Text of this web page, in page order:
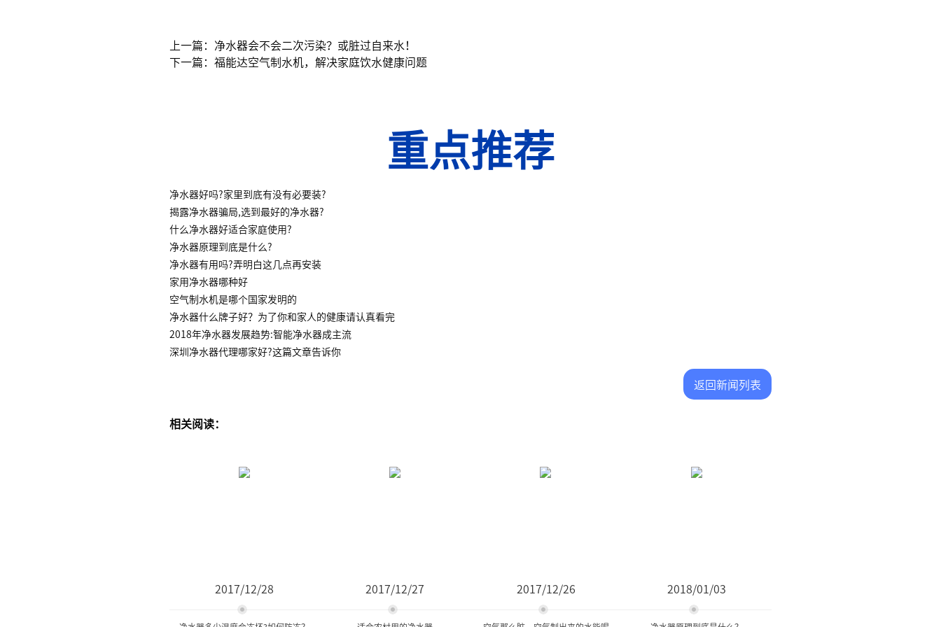
上一篇：净水器会不会二次污染？或脏过自来水！
下一篇：福能达空气制水机，解决家庭饮水健康问题
重点推荐
净水器好吗?家里到底有没有必要装?
揭露净水器骗局,选到最好的净水器?
什么净水器好适合家庭使用?
净水器原理到底是什么?
净水器有用吗?弄明白这几点再安装
家用净水器哪种好
空气制水机是哪个国家发明的
净水器什么牌子好？为了你和家人的健康请认真看完
2018年净水器发展趋势:智能净水器成主流
深圳净水器代理哪家好?这篇文章告诉你
返回新闻列表
相关阅读：
2017/12/28 2017/12/27 2017/12/26 2018/01/03